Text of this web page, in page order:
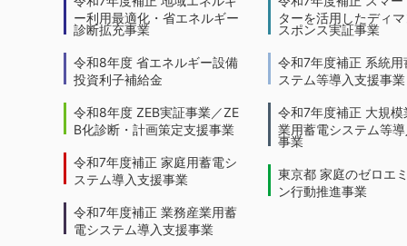
ー利用最適化・省エネルギー
診断拡充事業
令和8年度 省エネルギー設備
投資利子補給金
令和8年度 ZEB実証事業／ZE
B化診断・計画策定支援事業
令和7年度補正 家庭用蓄電シ
ステム導入支援事業
令和7年度補正 業務産業用蓄
電システム導入支援事業
ターを活用したディ
スポンス実証事業
令和7年度補正 系統用
ステム等導入支援事業
令和7年度補正 大規模
業用蓄電システム等
事業
東京都 家庭のゼロエ
ン行動推進事業